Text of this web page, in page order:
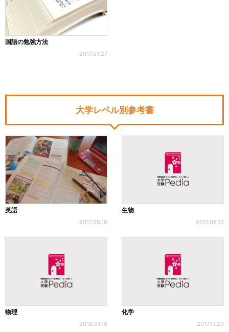
国語の勉強方法
2017.01.27
大学レベル別参考書
英語
2017.05.16
生物
2017.06.13
物理
2018.01.19
化学
2017.11.20